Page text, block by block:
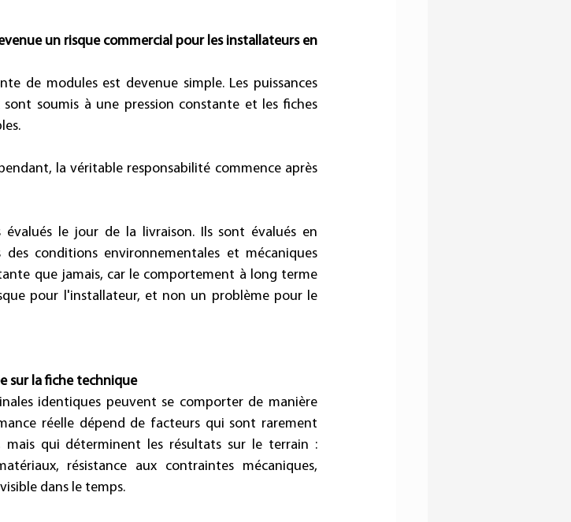
un risque commercial pour les installateurs en
de modules est devenue simple. Les puissances
soumis à une pression constante et les fiches
la véritable responsabilité commence après
le jour de la livraison. Ils sont évalués en
conditions environnementales et mécaniques
que jamais, car le comportement à long terme
pour l'installateur, et non un problème pour le
sur la fiche technique
identiques peuvent se comporter de manière
réelle dépend de facteurs qui sont rarement
mais qui déterminent les résultats sur le terrain :
résistance aux contraintes mécaniques,
dans le temps.